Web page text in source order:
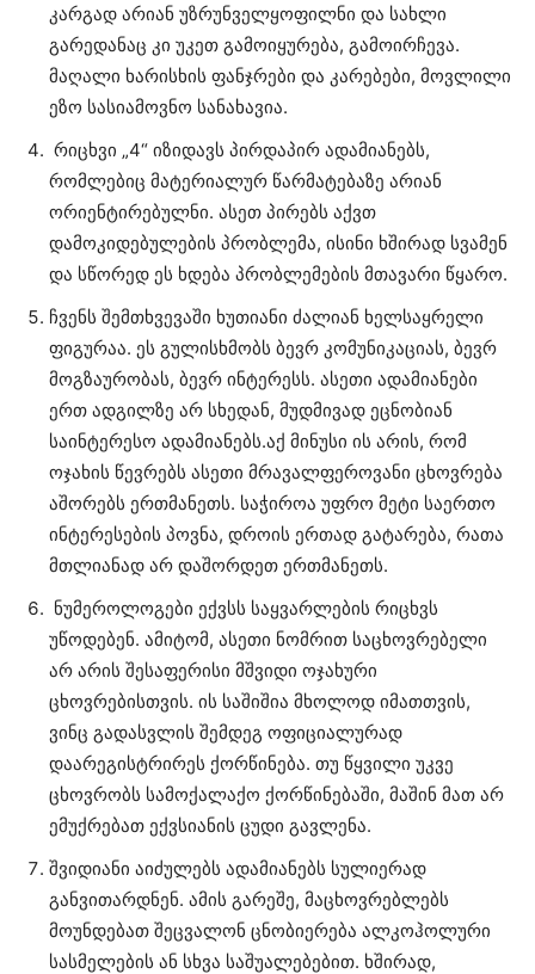
კარგად არიან უზრუნველყოფილნი და სახლი
გარედანაც კი უკეთ გამოიყურება, გამოირჩევა.
მაღალი ხარისხის ფანჯრები და კარებები, მოვლილი
ეზო სასიამოვნო სანახავია.
რიცხვი „4“ იზიდავს პირდაპირ ადამიანებს,
რომლებიც მატერიალურ წარმატებაზე არიან
ორიენტირებულნი. ასეთ პირებს აქვთ
დამოკიდებულების პრობლემა, ისინი ხშირად სვამენ
და სწორედ ეს ხდება პრობლემების მთავარი წყარო.
ჩვენს შემთხვევაში ხუთიანი ძალიან ხელსაყრელი
ფიგურაა. ეს გულისხმობს ბევრ კომუნიკაციას, ბევრ
მოგზაურობას, ბევრ ინტერესს. ასეთი ადამიანები
ერთ ადგილზე არ სხედან, მუდმივად ეცნობიან
საინტერესო ადამიანებს.აქ მინუსი ის არის, რომ
ოჯახის წევრებს ასეთი მრავალფეროვანი ცხოვრება
აშორებს ერთმანეთს. საჭიროა უფრო მეტი საერთო
ინტერესების პოვნა, დროის ერთად გატარება, რათა
მთლიანად არ დაშორდეთ ერთმანეთს.
ნუმეროლოგები ექვსს საყვარლების რიცხვს
უწოდებენ. ამიტომ, ასეთი ნომრით საცხოვრებელი
არ არის შესაფერისი მშვიდი ოჯახური
ცხოვრებისთვის. ის საშიშია მხოლოდ იმათთვის,
ვინც გადასვლის შემდეგ ოფიციალურად
დაარეგისტრირეს ქორწინება. თუ წყვილი უკვე
ცხოვრობს სამოქალაქო ქორწინებაში, მაშინ მათ არ
ემუქრებათ ექვსიანის ცუდი გავლენა.
შვიდიანი აიძულებს ადამიანებს სულიერად
განვითარდნენ. ამის გარეშე, მაცხოვრებლებს
მოუნდებათ შეცვალონ ცნობიერება ალკოჰოლური
სასმელების ან სხვა საშუალებებით. ხშირად,